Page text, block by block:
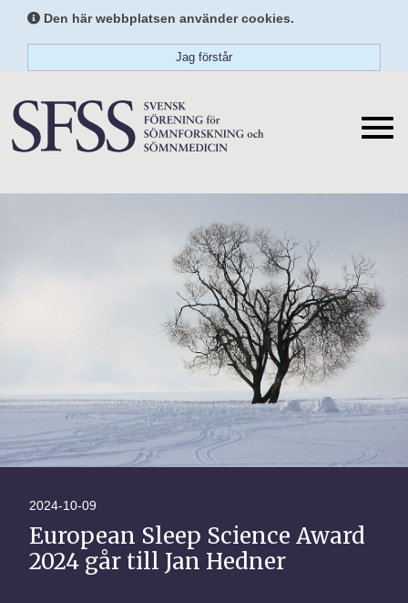
Den här webbplatsen använder cookies.
Jag förstår
2024-10-09
European Sleep Science Award
2024 går till Jan Hedner